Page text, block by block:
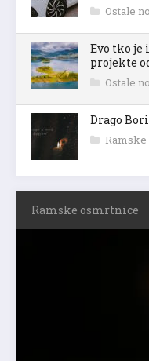
Ostale
Evo tko je
projekte
Ostale
Drago
Ramske osmrtnice